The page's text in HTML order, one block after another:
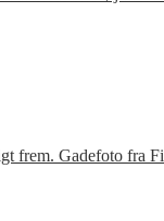
frem. Gadefoto fra